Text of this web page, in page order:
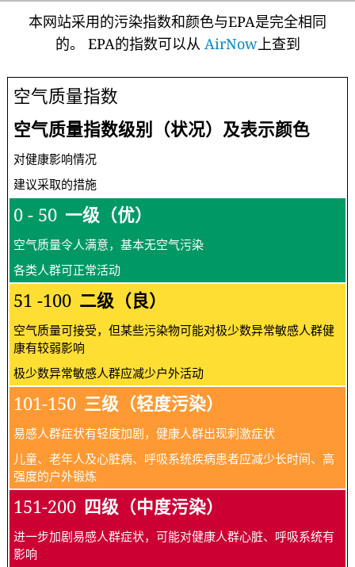
本网站采用的污染指数和颜色与EPA是完全相同
的。 EPA的指数可以从 AirNow上查到
空气质量指数
空气质量指数级别（状况）及表示颜色
对健康影响情况
建议采取的措施
0 - 50 一级（优）
空气质量令人满意，基本无空气污染
各类人群可正常活动
51 -100 二级（良）
空气质量可接受，但某些污染物可能对极少数异常敏感人群健
康有较弱影响
极少数异常敏感人群应减少户外活动
101-150 三级（轻度污染）
易感人群症状有轻度加剧，健康人群出现刺激症状
儿童、老年人及心脏病、呼吸系统疾病患者应减少长时间、高
强度的户外锻炼
151-200 四级（中度污染）
进一步加剧易感人群症状，可能对健康人群心脏、呼吸系统有
影响